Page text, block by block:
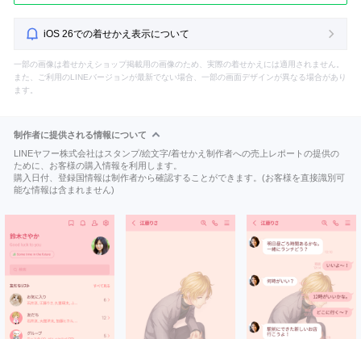
iOS 26での着せかえ表示について
一部の画像は着せかえショップ掲載用の画像のため、実際の着せかえには適用されません。
また、ご利用のLINEバージョンが最新でない場合、一部の画面デザインが異なる場合があり
ます。
制作者に提供される情報について
LINEヤフー株式会社はスタンプ/絵文字/着せかえ制作者への売上レポートの提供の
ために、お客様の購入情報を利用します。
購入日付、登録国情報は制作者から確認することができます。(お客様を直接識別可
能な情報は含まれません)